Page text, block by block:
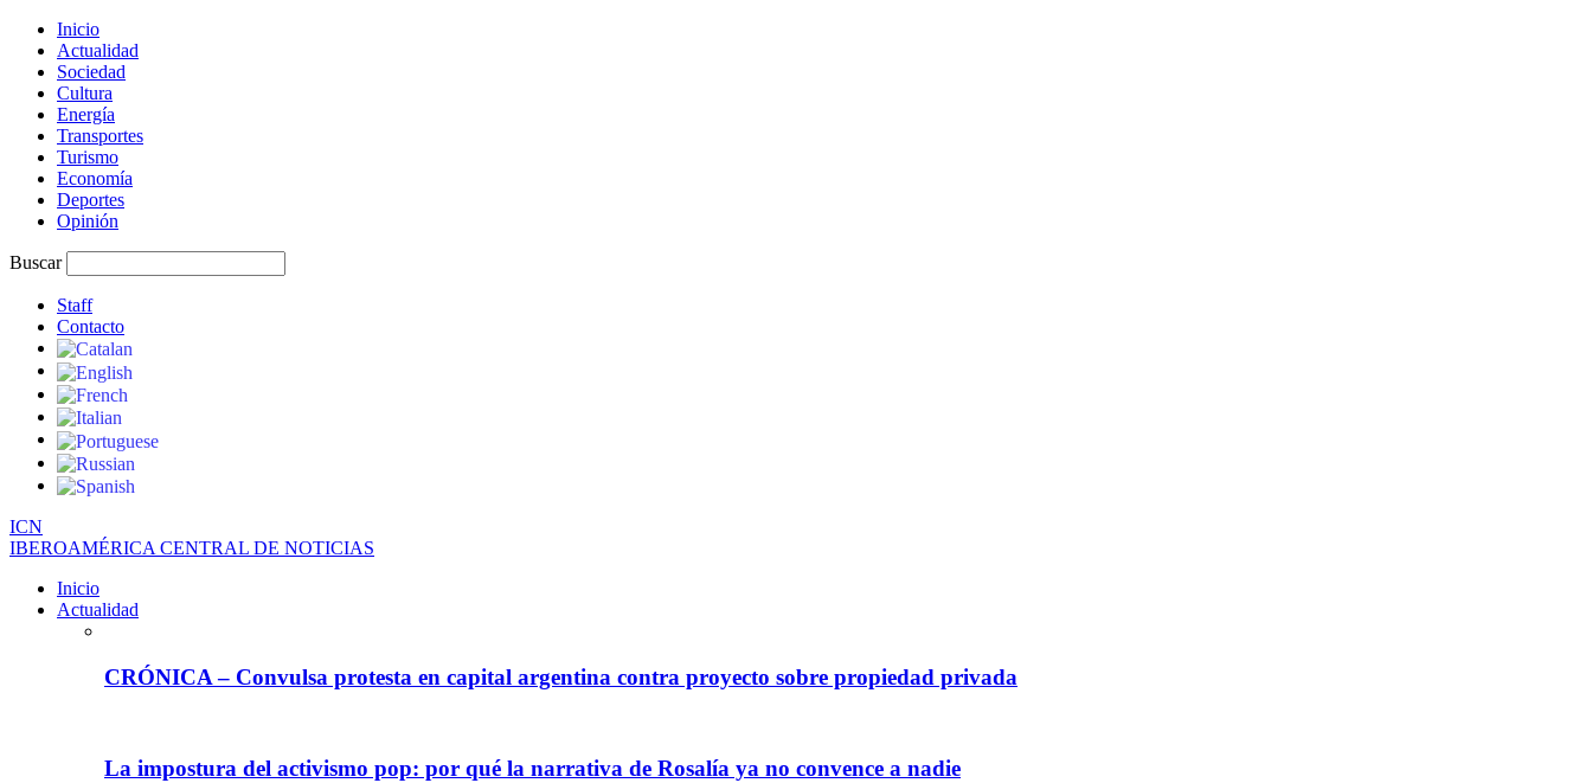
Inicio
Actualidad
Sociedad
Cultura
Energía
Transportes
Turismo
Economía
Deportes
Opinión
Buscar
Staff
Contacto
ICN
IBEROAMÉRICA CENTRAL DE NOTICIAS
Inicio
Actualidad
CRÓNICA – Convulsa protesta en capital argentina contra proyecto sobre propiedad privada
La impostura del activismo pop: por qué la narrativa de Rosalía ya no convence a nadie